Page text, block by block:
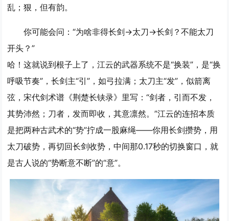
乱；狠，但有韵。
你可能会问：“为啥非得长剑→太刀→长剑？不能太刀
开头？”
哈！这就说到根子上了，江云的武器系统不是“换装”，是“换
呼吸节奏”，长剑主“引”，如弓拉满；太刀主“发”，似箭离
弦，宋代剑术谱《荆楚长铗录》里写：“剑者，引而不发，
其势沛然；刀者，发而即收，其意凛然。”江云的连招本质
是把两种古武术的“势”拧成一股麻绳——你用长剑攒势，用
太刀破势，再切回长剑收势，中间那0.17秒的切换窗口，就
是古人说的“势断意不断”的“意”。